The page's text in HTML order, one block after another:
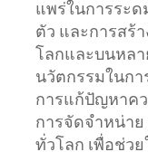
แพร่ในการระ
ตัว และการสร้
โลกและบนหล
นวัตกรรมในกา
การแก้ปัญหาค
การจัดจำหน่าย
ทั่วโลก เพื่อช่ว